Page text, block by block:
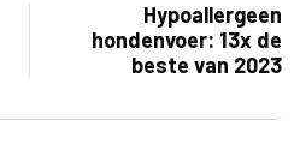
Hypoallergeen
hondenvoer: 13x de
beste van 2023